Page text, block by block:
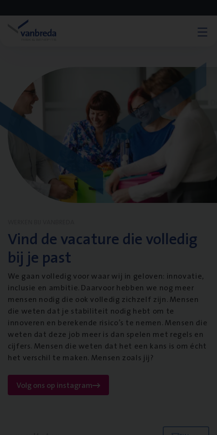
Vind de vacature die volledig
bij je past
We gaan volledig voor waar wij in geloven: innovatie,
inclusie en ambitie. Daarvoor hebben we nog meer
mensen nodig die ook volledig zichzelf zijn. Mensen
die weten dat je stabiliteit nodig hebt om te
innoveren en berekende risico’s te nemen. Mensen die
weten dat deze job meer is dan spelen met regels en
cijfers. Mensen die weten dat het een kans is om écht
het verschil te maken. Mensen zoals jij?
Volg ons op instagram